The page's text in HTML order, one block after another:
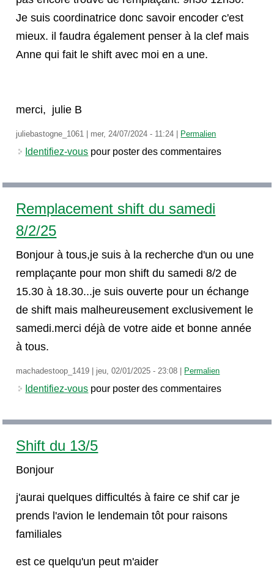
Je suis coordinatrice donc savoir encoder c'est
mieux. il faudra également penser à la clef mais
Anne qui fait le shift avec moi en a une.
merci, julie B
juliebastogne_1061 mer, 24/07/2024 - 11:24 Permalien
Identifiez-vous pour poster des commentaires
Remplacement shift du samedi
8/2/25
Bonjour à tous,je suis à la recherche d'un ou une
remplaçante pour mon shift du samedi 8/2 de
15.30 à 18.30...je suis ouverte pour un échange
de shift mais malheureusement exclusivement le
samedi.merci déjà de votre aide et bonne année
à tous.
machadestoop_1419 jeu, 02/01/2025 - 23:08 Permalien
Identifiez-vous pour poster des commentaires
Shift du 13/5
Bonjour
j'aurai quelques difficultés à faire ce shif car je
prends l'avion le lendemain tôt pour raisons
familiales
est ce quelqu'un peut m'aider